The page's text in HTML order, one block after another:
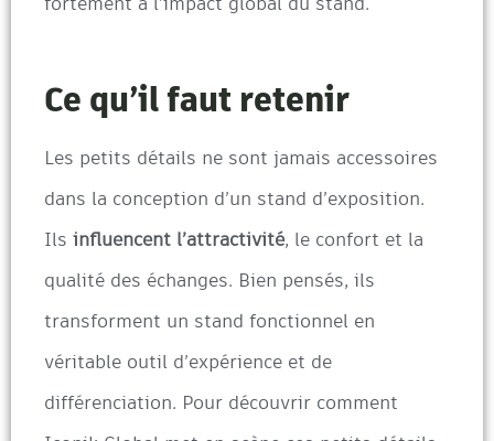
Ce qu’il faut retenir
Les petits détails ne sont jamais accessoires
dans la conception d’un stand d’exposition.
Ils influencent l’attractivité, le confort et la
qualité des échanges. Bien pensés, ils
transforment un stand fonctionnel en
véritable outil d’expérience et de
différenciation. Pour découvrir comment